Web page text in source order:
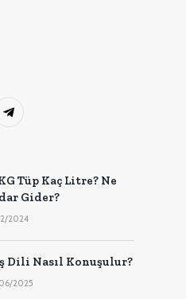
Telgraf
Tüp Kaç Litre? Ne
Gider?
2024
Dili Nasıl Konuşulur?
2025